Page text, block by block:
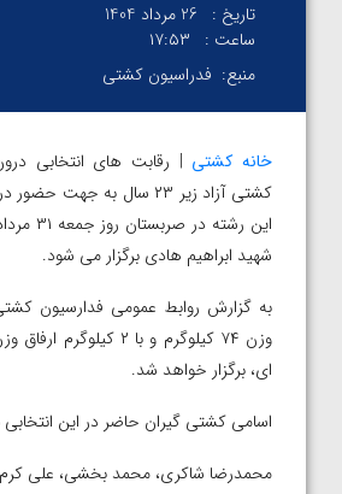
تاریخ :
26 مرداد 1404
ساعت :
۱۷:۵۳
منبع: فدراسیون کشتی
خانه کشتی | رقابت های انتخابی
کشتی آزاد زیر ۲۳ سال به
این رشته
شهید ابراهیم هادی برگزار می شود.
به گزارش روابط عمومی فدارسیون
وزن ۷۴ کیلوگرم و با ۲
ای، برگزار خواهد شد.
اسامی کشتی گیران حاضر در این
محمدرضا شاکری، محمد بخشی، علی کرم